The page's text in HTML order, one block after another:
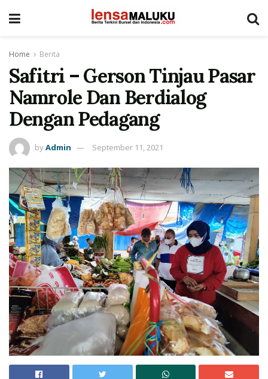
Home Berita
Safitri – Gerson Tinjau Pasar
Namrole Dan Berdialog
Dengan Pedagang
byAdmin September 11, 2021